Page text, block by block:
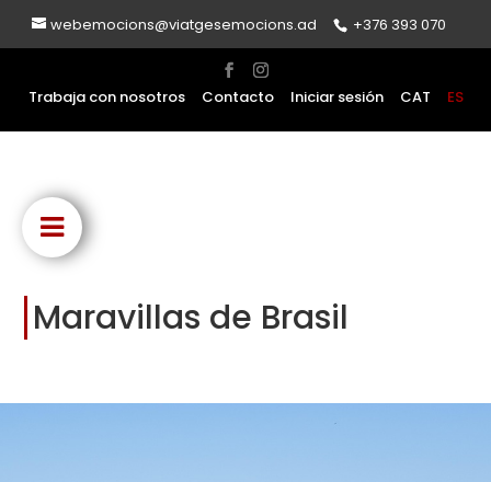
webemocions@viatgesemocions.ad +376 393 070
Trabaja con nosotros Contacto Iniciar sesión CAT ES
Maravillas de Brasil